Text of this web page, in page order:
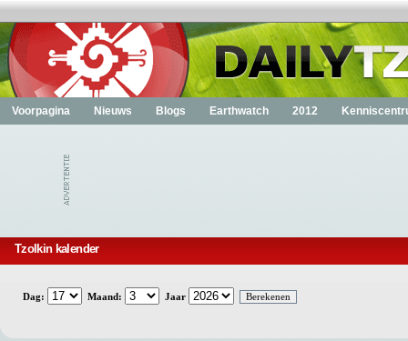
Voorpagina Nieuws Blogs Earthwatch 2012
Tzolkin kalender
Dag: Maand: Jaar